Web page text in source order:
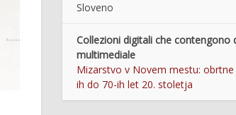
Sloveno
Collezioni digitali che contengono
multimediale
Mizarstvo v Novem mestu:
ih do 70-ih let 20. stoletja